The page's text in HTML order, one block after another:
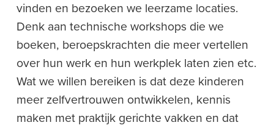
vinden en bezoeken we leerzame locaties.
Denk aan technische workshops die we
boeken, beroepskrachten die meer vertellen
over hun werk en hun werkplek laten zien etc.
Wat we willen bereiken is dat deze kinderen
meer zelfvertrouwen ontwikkelen, kennis
maken met praktijk gerichte vakken en dat